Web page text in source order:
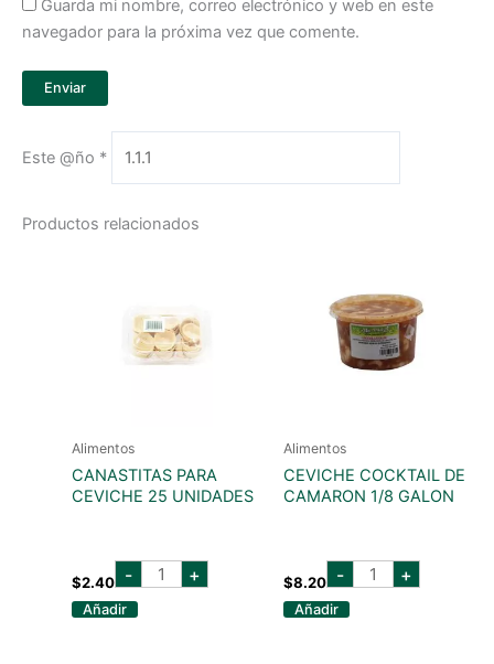
Guarda mi nombre, correo electrónico y web en este
navegador para la próxima vez que comente.
Este @ño *
Productos relacionados
Alimentos
CANASTITAS PARA
CEVICHE 25 UNIDADES
$2.40 - CANASTITAS
PARA +
Añadir
Alimentos
CEVICHE COCKTAIL DE
CAMARON 1/8 GALON
$8.20 - CEVICHE
COCKTAIL
+
Añadir